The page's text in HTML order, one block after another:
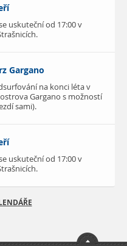
uskuteční od 17:00 v
Gargano
na konci léta v
Gargano s možností
sami).
uskuteční od 17:00 v